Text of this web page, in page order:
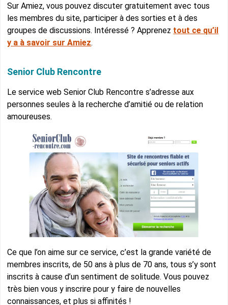
Sur Amiez, vous pouvez discuter gratuitement avec tous
les membres du site, participer à des sorties et à des
groupes de discussions. Intéressé ? Apprenez tout ce qu’il
y a à savoir sur Amiez.
Senior Club Rencontre
Le service web Senior Club Rencontre s’adresse aux
personnes seules à la recherche d’amitié ou de relation
amoureuses.
Ce que l’on aime sur ce service, c’est la grande variété de
membres inscrits, de 50 ans à plus de 70 ans, tous s’y sont
inscrits à cause d’un sentiment de solitude. Vous pouvez
très bien vous y inscrire pour y faire de nouvelles
connaissances, et plus si affinités !